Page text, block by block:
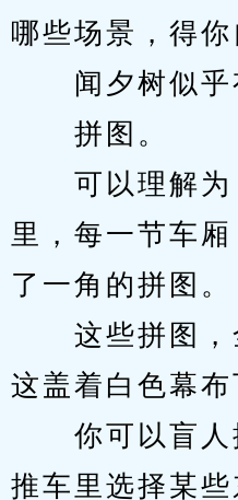
哪些场景，得
闻夕树似乎
拼图。
可以理解为
里，每一节车
了一角的拼图。
这些拼图，
这盖着白色幕布
你可以盲人
推车里选择某